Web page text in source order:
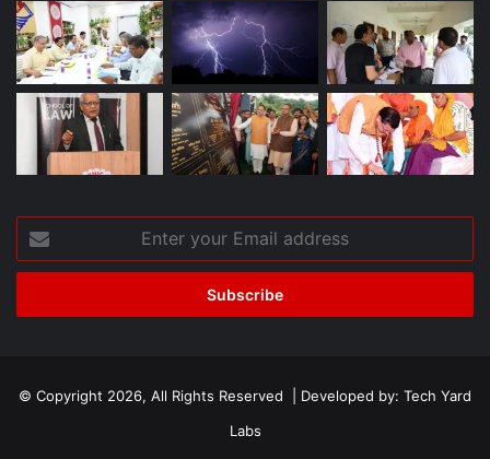
your
Email
© Copyright 2026, All Rights Reserved | Developed by: Tech Yard
Labs